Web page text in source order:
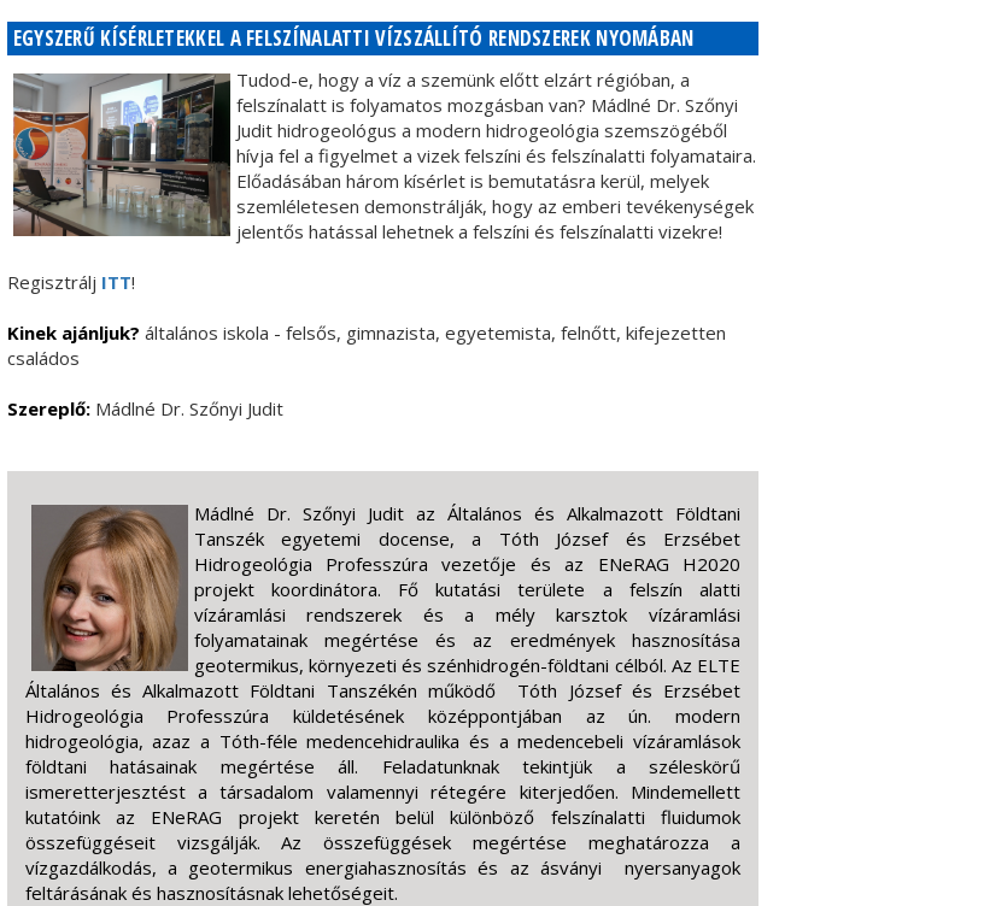
EGYSZERŰ KÍSÉRLETEKKEL A FELSZÍNALATTI VÍZSZÁLLÍTÓ RENDSZEREK NYOMÁBAN
Tudod-e, hogy a víz a szemünk előtt elzárt régióban, a
felszínalatt is folyamatos mozgásban van? Mádlné Dr. Szőnyi
Judit hidrogeológus a modern hidrogeológia szemszögéből
hívja fel a figyelmet a vizek felszíni és felszínalatti folyamataira.
Előadásában három kísérlet is bemutatásra kerül, melyek
szemléletesen demonstrálják, hogy az emberi tevékenységek
jelentős hatással lehetnek a felszíni és felszínalatti vizekre!
Regisztrálj ITT!
Kinek ajánljuk? általános iskola - felsős, gimnazista, egyetemista, felnőtt, kifejezetten
családos
Szereplő:Mádlné Dr. Szőnyi Judit
Mádlné Dr. Szőnyi Judit az Általános és Alkalmazott Földtani
Tanszék egyetemi docense, a Tóth József és Erzsébet
Hidrogeológia Professzúra vezetője és az ENeRAG H2020
projekt koordinátora. Fő kutatási területe a felszín alatti
vízáramlási rendszerek és a mély karsztok vízáramlási
folyamatainak megértése és az eredmények hasznosítása
geotermikus, környezeti és szénhidrogén-földtani célból. Az ELTE
Általános és Alkalmazott Földtani Tanszékén működő Tóth József és Erzsébet
Hidrogeológia Professzúra küldetésének középpontjában az ún. modern
hidrogeológia, azaz a Tóth-féle medencehidraulika és a medencebeli vízáramlások
földtani hatásainak megértése áll. Feladatunknak tekintjük a széleskörű
ismeretterjesztést a társadalom valamennyi rétegére kiterjedően. Mindemellett
kutatóink az ENeRAG projekt keretén belül különböző felszínalatti fluidumok
összefüggéseit vizsgálják. Az összefüggések megértése meghatározza a
vízgazdálkodás, a geotermikus energiahasznosítás és az ásványi nyersanyagok
feltárásának és hasznosításnak lehetőségeit.